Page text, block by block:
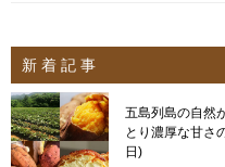
新 着 記 事
五島列島の自然
とり濃厚な甘さ
日